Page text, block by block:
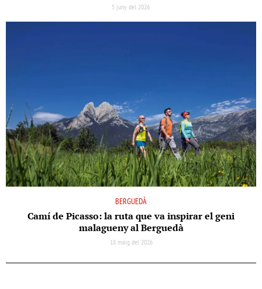
5 juny del 2026
BERGUEDÀ
Camí de Picasso: la ruta que va inspirar el geni
malagueny al Berguedà
18 maig del 2026